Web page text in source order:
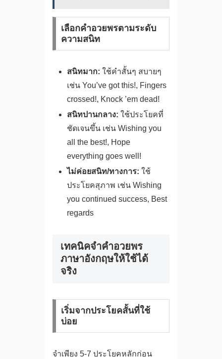
เลือกคำอวยพรตามระดับ
ความสนิท
สนิทมาก: ใช้คำสั้นๆ สบายๆ
เช่น You’ve got this!, Fingers
crossed!, Knock ’em dead!
สนิทปานกลาง: ใช้ประโยคที่
ชัดเจนขึ้น เช่น Wishing you
all the best!, Hope
everything goes well!
ไม่ค่อยสนิท/ทางการ: ใช้
ประโยคสุภาพ เช่น Wishing
you continued success, Best
regards
เทคนิคจำคําอวยพร
ภาษาอังกฤษให้ใช้ได้
จริง
เริ่มจากประโยคสั้นที่ใช้
บ่อย
จำเพียง 5-7 ประโยคหลักก่อน